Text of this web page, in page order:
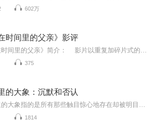
602万
时间里的父亲》影评
375
的大象：沉默和否认
1814